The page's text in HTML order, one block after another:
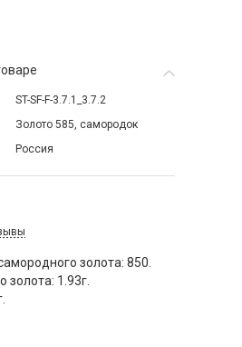
ST-SF-F-3.7.1_3.7.2
Золото 585, самородок
Россия
золота: 850.
золота: 1.93г.